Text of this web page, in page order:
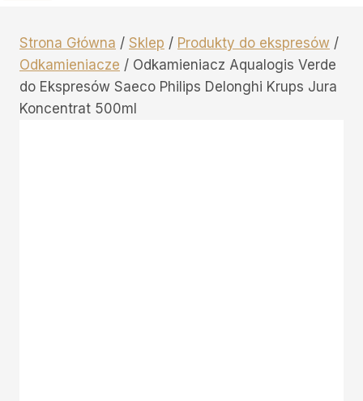
Strona Główna / Sklep / Produkty do ekspresów /
Odkamieniacze / Odkamieniacz Aqualogis Verde
do Ekspresów Saeco Philips Delonghi Krups Jura
Koncentrat 500ml